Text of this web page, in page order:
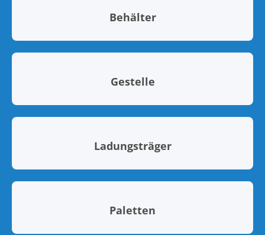
Behälter
Gestelle
Ladungsträger
Paletten